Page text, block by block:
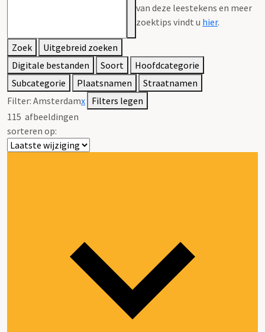
van deze leestekens en meer
zoektips vindt u hier.
Zoek
Uitgebreid zoeken
Digitale bestanden
Soort
Hoofdcategorie
Subcategorie
Plaatsnamen
Straatnamen
Filter: Amsterdamx Filters legen
115 afbeeldingen
sorteren op: